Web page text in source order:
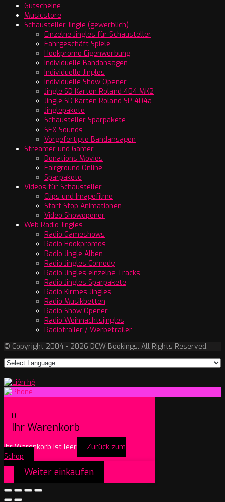
Gutscheine
Musicstore
Schausteller Jingle (gewerblich)
Einzelne Jingles für Schausteller
Fahrgeschäft Spiele
Hookpromo Eigenwerbung
Individuelle Bandansagen
Individuelle Jingles
Individuelle Show Opener
Jingle SD Karten Roland 404 MK2
Jingle SD Karten Roland SP 404a
Jinglepakete
Schausteller Sparpakete
SFX Sounds
Vorgefertigte Bandansagen
Streamer und Gamer
Donations Movies
Fairground Online
Sparpakete
Videos für Schausteller
Clips und Imagefilme
Start Stop Animationen
Video Showopener
Web Radio Jingles
Radio Gameshows
Radio Hookpromos
Radio Jingle Alben
Radio Jingles Comedy
Radio Jingles einzelne Tracks
Radio Jingles Sparpakete
Radio Kirmes Jingles
Radio Musikbetten
Radio Show Opener
Radio Weihnachtsjingles
Radiotrailer / Werbetrailer
© Copyright 2004 - 2026 DCW Bookings. All Rights Reserved.
0
Ihr Warenkorb
Ihr Warenkorb ist leer
Zurück zum
Schop
Weiter einkaufen